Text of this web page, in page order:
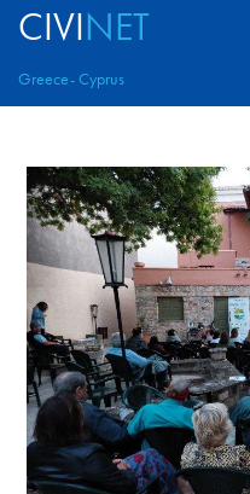
CIVINET
Greece- Cyprus